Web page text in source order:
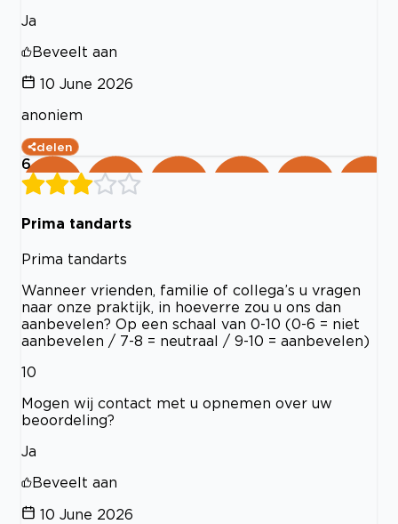
Ja
Beveelt aan
10 June 2026
anoniem
delen
6
Prima tandarts
Prima tandarts
Wanneer vrienden, familie of collega’s u vragen
naar onze praktijk, in hoeverre zou u ons dan
aanbevelen? Op een schaal van 0-10 (0-6 = niet
aanbevelen / 7-8 = neutraal / 9-10 = aanbevelen)
10
Mogen wij contact met u opnemen over uw
beoordeling?
Ja
Beveelt aan
10 June 2026